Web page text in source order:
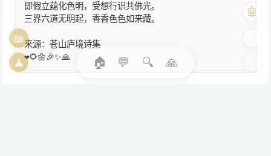
即假立蕴化色明，受想行识共佛光。
三界六道无明起，香香色色如来藏。
来源：苍山庐境诗集
❤️🌻🌼🎉✨🙏
🏠 💬 🔍 🙏
📖
🧘
🤖